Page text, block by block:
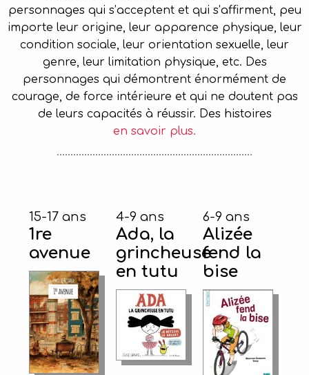
personnages qui s’acceptent et qui s’affirment, peu
importe leur origine, leur apparence physique, leur
condition sociale, leur orientation sexuelle, leur
genre, leur limitation physique, etc. Des
personnages qui démontrent énormément de
courage, de force intérieure et qui ne doutent pas
de leurs capacités à réussir. Des histoires
en savoir plus.
15-17 ans
1re
avenue
4-9 ans
Ada, la
grincheuse
en tutu
6-9 ans
Alizée
fend la
bise